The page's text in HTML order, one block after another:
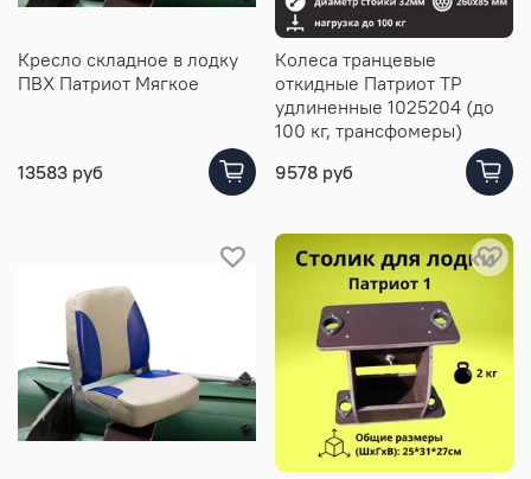
Кресло складное в лодку
ПВХ Патриот Мягкое
13583 руб
Колеса транцевые
откидные Патриот ТР
удлиненные 1025204 (до
100 кг, трансфомеры)
9578 руб